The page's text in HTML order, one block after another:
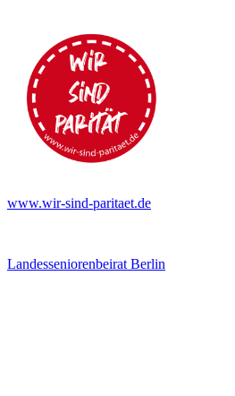
www.wir-sind-paritaet.de
Landesseniorenbeirat Berlin